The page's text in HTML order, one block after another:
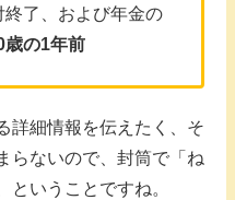
了、および年金の
歳の1年前
詳細情報を伝えたく、そ
らないので、封筒で「ね
ということですね。